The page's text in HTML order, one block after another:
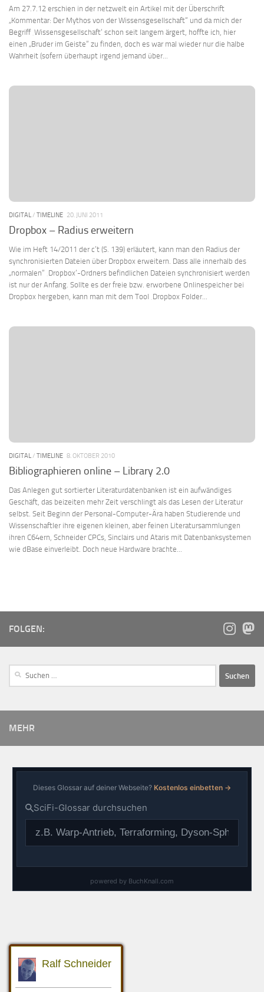
Am 27.7.12 erschien in der netzwelt ein Artikel mit der Überschrift
„Kommentar: Der Mythos von der Wissensgesellschaft“ und da mich der
Begriff ‚Wissensgesellschaft‘ schon seit langem ärgert, hoffte ich, hier
einen „Bruder im Geiste“ zu finden, doch es war mal wieder nur die halbe
Wahrheit (sofern überhaupt irgend jemand über...
DIGITAL / TIMELINE 20. JUNI 2011
Dropbox – Radius erweitern
Wie im Heft 14/2011 der c’t (S. 139) erläutert, kann man den Radius der
synchronisierten Dateien über Dropbox erweitern. Dass alle innerhalb des
„normalen“ ‚Dropbox‘-Ordners befindlichen Dateien synchronisiert werden
ist nur der Anfang. Sollte es der freie bzw. erworbene Onlinespeicher bei
Dropbox hergeben, kann man mit dem Tool ‚Dropbox Folder...
DIGITAL/ TIMELINE 8. OKTOBER 2010
Bibliographieren online – Library 2.0
Das Anlegen gut sortierter Literaturdatenbanken ist ein aufwändiges
Geschäft, das beizeiten mehr Zeit verschlingt als das Lesen der Literatur
selbst. Seit Beginn der Personal-Computer-Ära haben Studierende und
Wissenschaftler ihre eigenen kleinen, aber feinen Literatursammlungen
ihren C64ern, Schneider CPCs, Sinclairs und Ataris mit Datenbanksystemen
wie dBase einverleibt. Doch neue Hardware brachte...
FOLGEN:
MEHR